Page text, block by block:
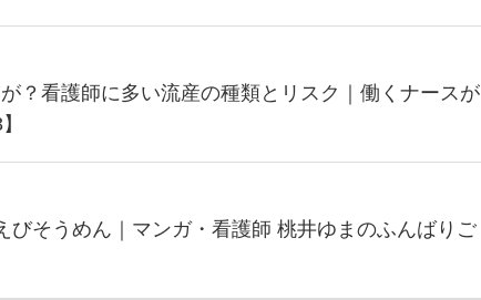
？看護師に多い流産の種類とリスク｜働くナースが
びそうめん｜マンガ・看護師 桃井ゆまのふんばりご